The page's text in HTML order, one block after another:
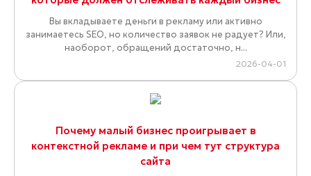
Вы вкладываете деньги в рекламу или активно
занимаетесь SEO, но количество заявок не радует? Или,
наоборот, обращений достаточно, н...
2026-04-01
Почему малый бизнес проигрывает в
контекстной рекламе и при чем тут структура
сайта